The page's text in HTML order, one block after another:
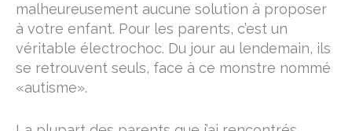
malheureusement aucune solution à proposer
à votre enfant. Pour les parents, c’est un
véritable électrochoc. Du jour au lendemain, ils
se retrouvent seuls, face à ce monstre nommé
«autisme».